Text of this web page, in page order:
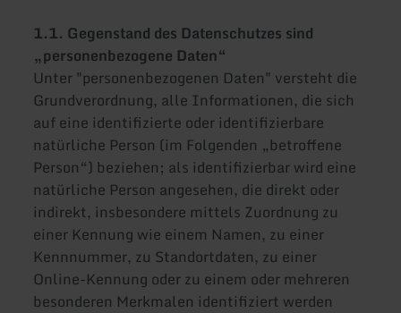
1.1. Gegenstand des Datenschutzes sind
„personenbezogene Daten“
Unter "personenbezogenen Daten" versteht die
Grundverordnung, alle Informationen, die sich
auf eine identifizierte oder identifizierbare
natürliche Person (im Folgenden „betroffene
Person“) beziehen; als identifizierbar wird eine
natürliche Person angesehen, die direkt oder
indirekt, insbesondere mittels Zuordnung zu
einer Kennung wie einem Namen, zu einer
Kennnummer, zu Standortdaten, zu einer
Online-Kennung oder zu einem oder mehreren
besonderen Merkmalen identifiziert werden